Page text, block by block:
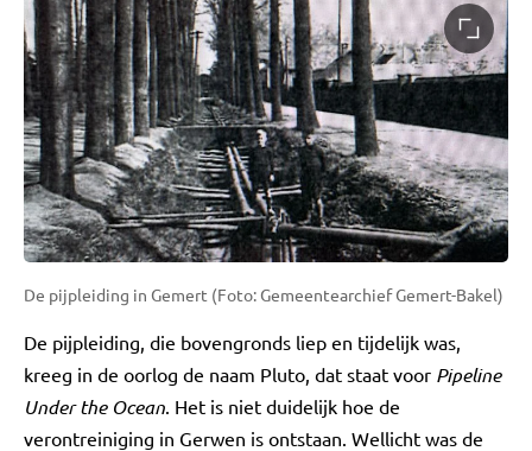
De pijpleiding in Gemert (Foto: Gemeentearchief Gemert-Bakel)
De pijpleiding, die bovengronds liep en tijdelijk was,
kreeg in de oorlog de naam Pluto, dat staat voor Pipeline
Under the Ocean . Het is niet duidelijk hoe de
verontreiniging in Gerwen is ontstaan. Wellicht was de